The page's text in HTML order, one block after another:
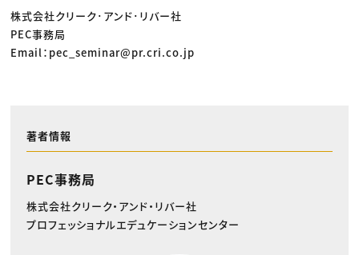
株式会社クリーク･アンド･リバー社
PEC事務局
Email：pec_seminar@pr.cri.co.jp
著者情報
PEC事務局
株式会社クリーク・アンド・リバー社
プロフェッショナルエデュケーションセンター